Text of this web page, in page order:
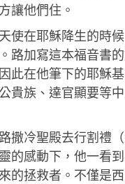
讓他們住。
使在耶穌降生的時
路加寫這本福音書
此在他筆下的耶穌
貴族、達官顯要等
撒冷聖殿去行割禮
的感動下，他一看
的拯救者。不僅是